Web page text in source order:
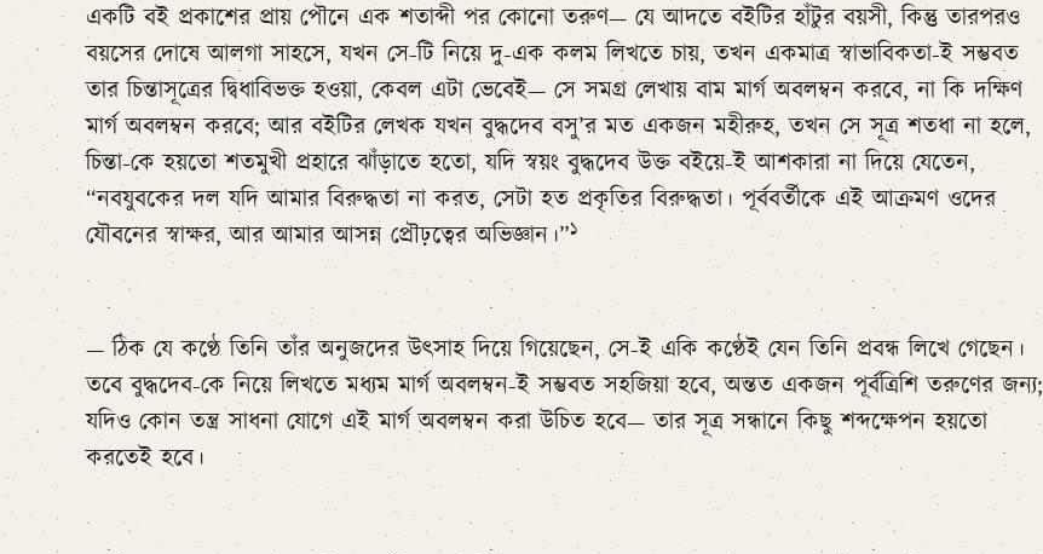
একটি বই প্রকাশের প্রায় পৌনে এক শতাব্দী পর কোনো তরুণ— যে আদতে বইটির হাঁটুর বয়সী, কিন্তু তারপরও
বয়সের দোষে আলগা সাহসে, যখন সে-টি নিয়ে দু-এক কলম লিখতে চায়, তখন একমাত্র স্বাভাবিকতা-ই সম্ভবত
তার চিন্তাসূত্রের দ্বিধাবিভক্ত হওয়া, কেবল এটা ভেবেই— সে সমগ্র লেখায় বাম মার্গ অবলম্বন করবে, না কি দক্ষিণ
মার্গ অবলম্বন করবে; আর বইটির লেখক যখন বুদ্ধদেব বসু’র মত একজন মহীরুহ, তখন সে সূত্র শতধা না হলে,
চিন্তা-কে হয়তো শতমুখী প্রহারে ঝাঁড়াতে হতো, যদি স্বয়ং বুদ্ধদেব উক্ত বইয়ে-ই আশকারা না দিয়ে যেতেন,
“নবযুবকের দল যদি আমার বিরুদ্ধতা না করত, সেটা হত প্রকৃতির বিরুদ্ধতা। পূর্ববর্তীকে এই আক্রমণ ওদের
যৌবনের স্বাক্ষর, আর আমার আসন্ন প্রৌঢ়ত্বের অভিজ্ঞান।”১
— ঠিক যে কণ্ঠে তিনি তাঁর অনুজদের উৎসাহ দিয়ে গিয়েছেন, সে-ই একি কণ্ঠেই যেন তিনি প্রবন্ধ লিখে গেছেন।
তবে বুদ্ধদেব-কে নিয়ে লিখতে মধ্যম মার্গ অবলম্বন-ই সম্ভবত সহজিয়া হবে, অন্তত একজন পূর্বত্রিশি তরুণের জন্য;
যদিও কোন তন্ত্র সাধনা যোগে এই মার্গ অবলম্বন করা উচিত হবে— তার সূত্র সন্ধানে কিছু শব্দক্ষেপন হয়তো
করতেই হবে।